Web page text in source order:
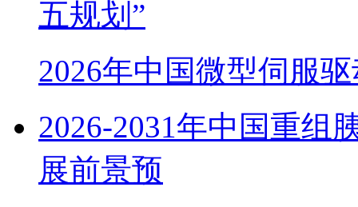
五规划”
2026年中国微型伺服
2026-2031年中国重组
展前景预